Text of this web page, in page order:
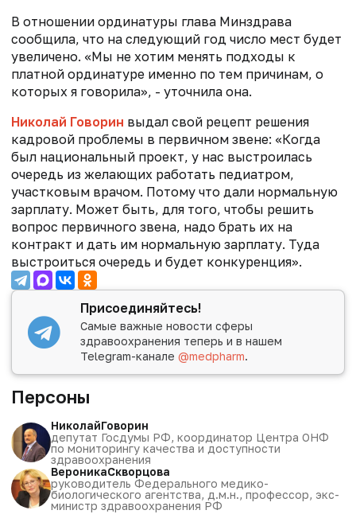
В отношении ординатуры глава Минздрава
сообщила, что на следующий год число мест будет
увеличено. «Мы не хотим менять подходы к
платной ординатуре именно по тем причинам, о
которых я говорила», - уточнила она.
Николай Говорин выдал свой рецепт решения
кадровой проблемы в первичном звене: «Когда
был национальный проект, у нас выстроилась
очередь из желающих работать педиатром,
участковым врачом. Потому что дали нормальную
зарплату. Может быть, для того, чтобы решить
вопрос первичного звена, надо брать их на
контракт и дать им нормальную зарплату. Туда
выстроиться очередь и будет конкуренция».
Присоединяйтесь!
Самые важные новости сферы
здравоохранения теперь и в нашем
Telegram-канале@medpharm.
Персоны
НиколайГоворин
депутат Госдумы РФ, координатор Центра ОНФ
по мониторингу качества и доступности
здравоохранения
ВероникаСкворцова
руководитель Федерального медико-
биологического агентства, д.м.н., профессор, экс-
министр здравоохранения РФ